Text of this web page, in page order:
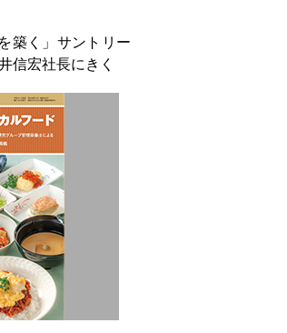
築く」サントリー
信宏社長にきく